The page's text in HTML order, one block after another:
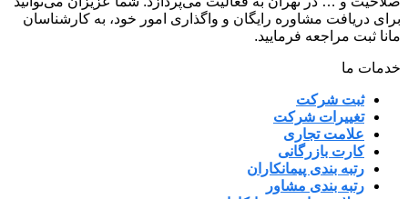
برای دریافت مشاوره رایگان و واگذاری امور خود، به کارشناسان
مانا ثبت مراجعه فرمایید.
خدمات ما
ثبت شرکت
تغییرات شرکت
علامت تجاری
کارت بازرگانی
رتبه بندی پیمانکاران
رتبه بندی مشاور